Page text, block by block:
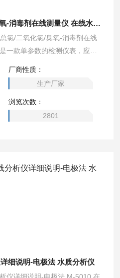
剂在线测量仪 在线水质监测系统
氯/二氧化氯/臭氧-消毒剂在线
一款单参数的检测仪表，应用
制。
厂商性质：
生产厂家
浏览次数：
2801
细说明-电极法 水质分析仪